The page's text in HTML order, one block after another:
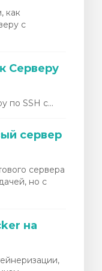
как
с
Серверу
по SSH с...
сервер
сервера
но с
на